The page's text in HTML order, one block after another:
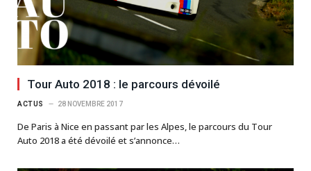
Tour Auto 2018 : le parcours dévoilé
ACTUS 28 NOVEMBRE 2017
De Paris à Nice en passant par les Alpes, le parcours du Tour
Auto 2018 a été dévoilé et s’annonce…